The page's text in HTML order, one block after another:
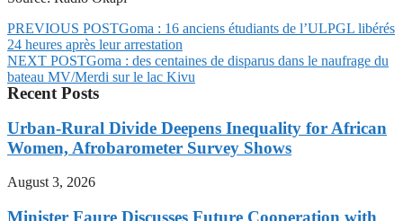
PREVIOUS POSTGoma : 16 anciens étudiants de l’ULPGL libérés
24 heures après leur arrestation
NEXT POSTGoma : des centaines de disparus dans le naufrage du
bateau MV/Merdi sur le lac Kivu
Recent Posts
Urban-Rural Divide Deepens Inequality for African
Women, Afrobarometer Survey Shows
August 3, 2026
Minister Faure Discusses Future Cooperation with